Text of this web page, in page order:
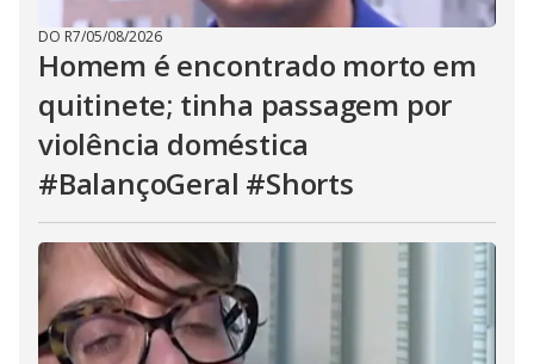
DO R7/05/08/2026
Homem é encontrado morto em
quitinete; tinha passagem por
violência doméstica
#BalançoGeral #Shorts